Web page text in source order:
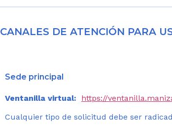
CANALES DE ATENCIÓN PARA
Sede principal
Ventanilla virtual: https://
Cualquier tipo de solicitud debe ser